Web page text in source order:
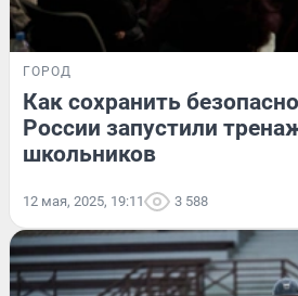
ГОРОД
Как сохранить
России запустили
школьников
12 мая, 2025, 19:11 3 588